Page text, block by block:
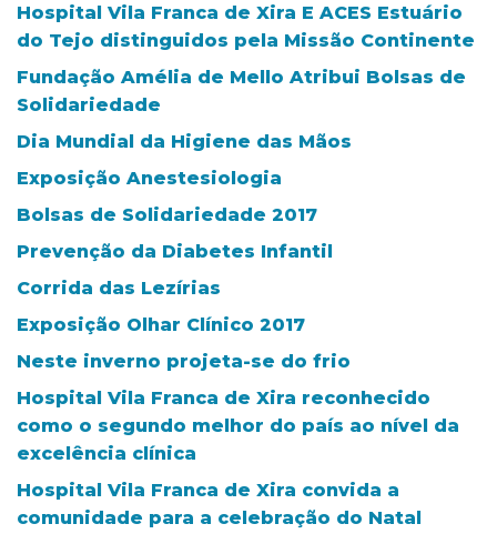
Hospital Vila Franca de Xira E ACES Estuário
do Tejo distinguidos pela Missão Continente
Fundação Amélia de Mello Atribui Bolsas de
Solidariedade
Dia Mundial da Higiene das Mãos
Exposição Anestesiologia
Bolsas de Solidariedade 2017
Prevenção da Diabetes Infantil
Corrida das Lezírias
Exposição Olhar Clínico 2017
Neste inverno projeta-se do frio
Hospital Vila Franca de Xira reconhecido
como o segundo melhor do país ao nível da
excelência clínica
Hospital Vila Franca de Xira convida a
comunidade para a celebração do Natal